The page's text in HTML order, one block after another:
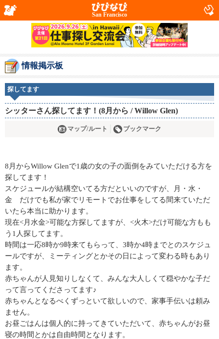
San Francisco
情報掲示板
探してます
シッターさん探してます！(8月から / Willow Glen)
マップ/ルート ブックマーク
8月からWillow Glenで1歳の女の子の面倒をみていただける方を
探してます！
スケジュールが結構空いてる方だといいのですが、月・水・
金 だけでも私が家でリモートでお仕事をしてる間来ていただ
いたら本当に助かります。
現在<月水金>可能な方探してますが、<火木>だけ可能な方もも
う1人探してます。
時間は一応8時か9時来てもらって、3時か4時までとのスケジュ
ールですが、ミーティングとかその日によって変わる時もあり
ます。
赤ちゃんが人見知りしなくて、みんな大人しくて穏やかな子だ
って言ってくださってます♪
赤ちゃんとなるべくずっといて欲しいので、家事手伝いは頼み
ません。
お昼ごはんは個人的に持ってきていただいて、赤ちゃんがお昼
寝の時間とかは自由時間となります。